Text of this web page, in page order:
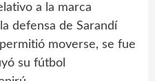
a la marca
defensa de Sarandí
moverse, se fue
su fútbol